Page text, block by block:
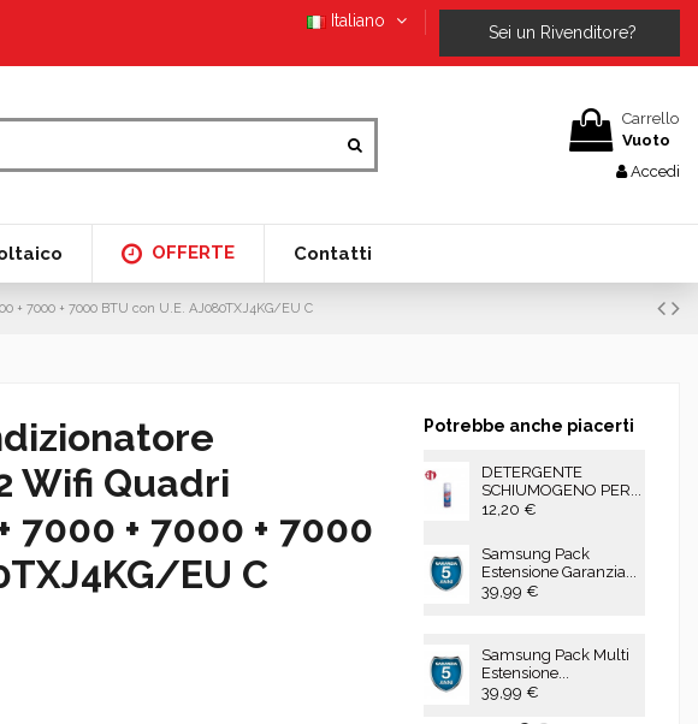
Italiano
Sei un Rivenditore?
Carrello
Vuoto
Accedi
OFFERTE Contatti
7000 + 7000 BTU con U.E. AJ080TXJ4KG/EU C
Wifi Quadri
+ 7000 + 7000
EU C
Potrebbe anche piacerti
DETERGENTE
SCHIUMOGENO PER...
12,20 €
Samsung Pack
Estensione Garanzia...
39,99 €
Samsung Pack Multi
Estensione...
39,99 €